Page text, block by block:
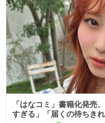
「はなコミ」書籍化発売
すぎる」「届くの待ちき